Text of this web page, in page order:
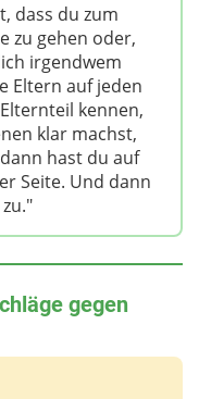
dass du zum
zu gehen oder,
irgendwem
Eltern auf jeden
kennen,
klar machst,
hast du auf
Seite. Und dann
gegen